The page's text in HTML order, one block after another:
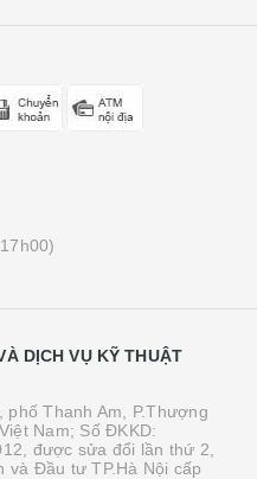
DỊCH VỤ KỸ THUẬT
Thanh Am, P.Thượng
Nam; Số ĐKKD:
được sửa đổi lần thứ 2,
và Đầu tư TP.Hà Nội cấp